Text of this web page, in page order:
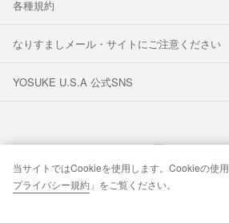
各種規約
なりすましメール・サイトにご注意ください
YOSUKE U.S.A 公式SNS
© IDO CORPORATION
当サイトではCookieを使用します。Cookieの使
プライバシー規約 」をご覧ください。